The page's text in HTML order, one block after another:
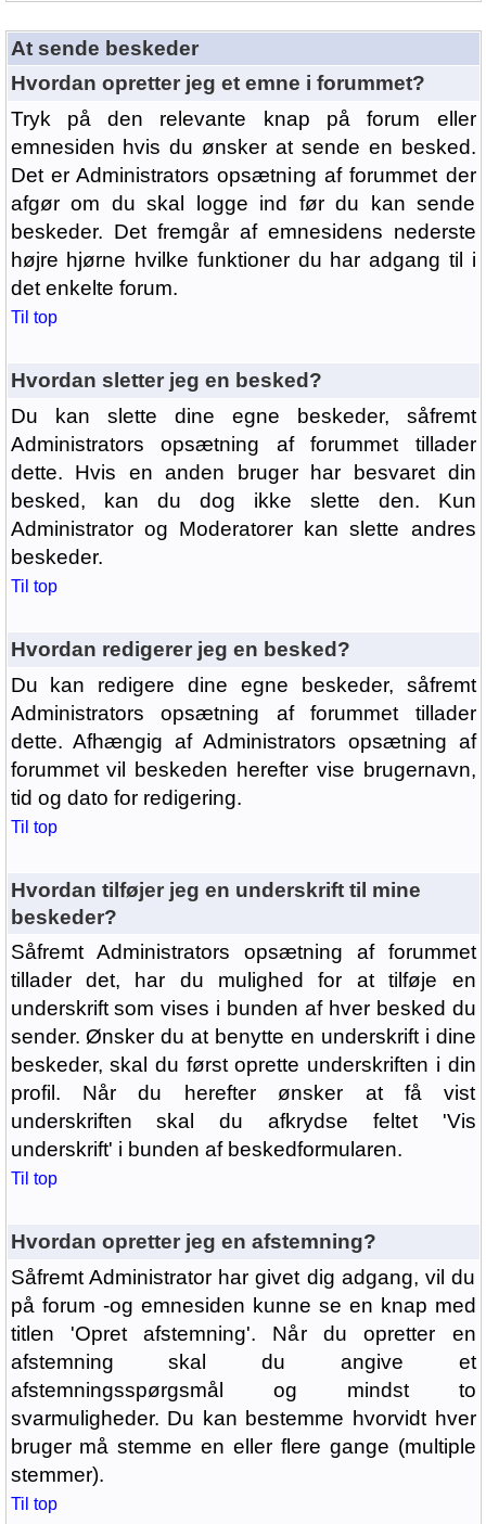
At sende beskeder
Hvordan opretter jeg et emne i forummet?
Tryk på den relevante knap på forum eller
emnesiden hvis du ønsker at sende en besked.
Det er Administrators opsætning af forummet der
afgør om du skal logge ind før du kan sende
beskeder. Det fremgår af emnesidens nederste
højre hjørne hvilke funktioner du har adgang til i
det enkelte forum.
Til top
Hvordan sletter jeg en besked?
Du kan slette dine egne beskeder, såfremt
Administrators opsætning af forummet tillader
dette. Hvis en anden bruger har besvaret din
besked, kan du dog ikke slette den. Kun
Administrator og Moderatorer kan slette andres
beskeder.
Til top
Hvordan redigerer jeg en besked?
Du kan redigere dine egne beskeder, såfremt
Administrators opsætning af forummet tillader
dette. Afhængig af Administrators opsætning af
forummet vil beskeden herefter vise brugernavn,
tid og dato for redigering.
Til top
Hvordan tilføjer jeg en underskrift til mine
beskeder?
Såfremt Administrators opsætning af forummet
tillader det, har du mulighed for at tilføje en
underskrift som vises i bunden af hver besked du
sender. Ønsker du at benytte en underskrift i dine
beskeder, skal du først oprette underskriften i din
profil. Når du herefter ønsker at få vist
underskriften skal du afkrydse feltet 'Vis
underskrift' i bunden af beskedformularen.
Til top
Hvordan opretter jeg en afstemning?
Såfremt Administrator har givet dig adgang, vil du
på forum -og emnesiden kunne se en knap med
titlen 'Opret afstemning'. Når du opretter en
afstemning skal du angive et
afstemningsspørgsmål og mindst to
svarmuligheder. Du kan bestemme hvorvidt hver
bruger må stemme en eller flere gange (multiple
stemmer).
Til top